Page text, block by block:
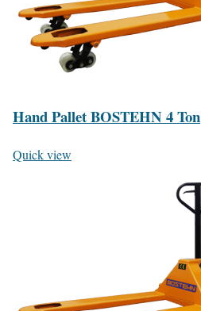
Hand Pallet BOSTEHN 4 Ton
Quick view